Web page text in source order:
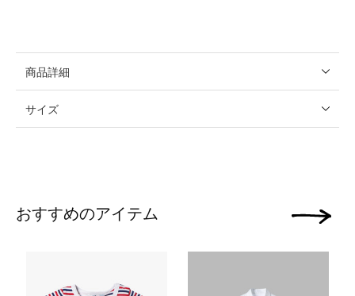
商品詳細
サイズ
おすすめのアイテム 次の画像